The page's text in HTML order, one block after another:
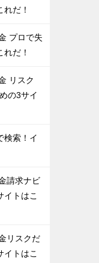
だ！
プロで失
だ！
リスク
の3サイ
検索！イ
請求ナビ
イトはこ
リスクだ
イトはこ